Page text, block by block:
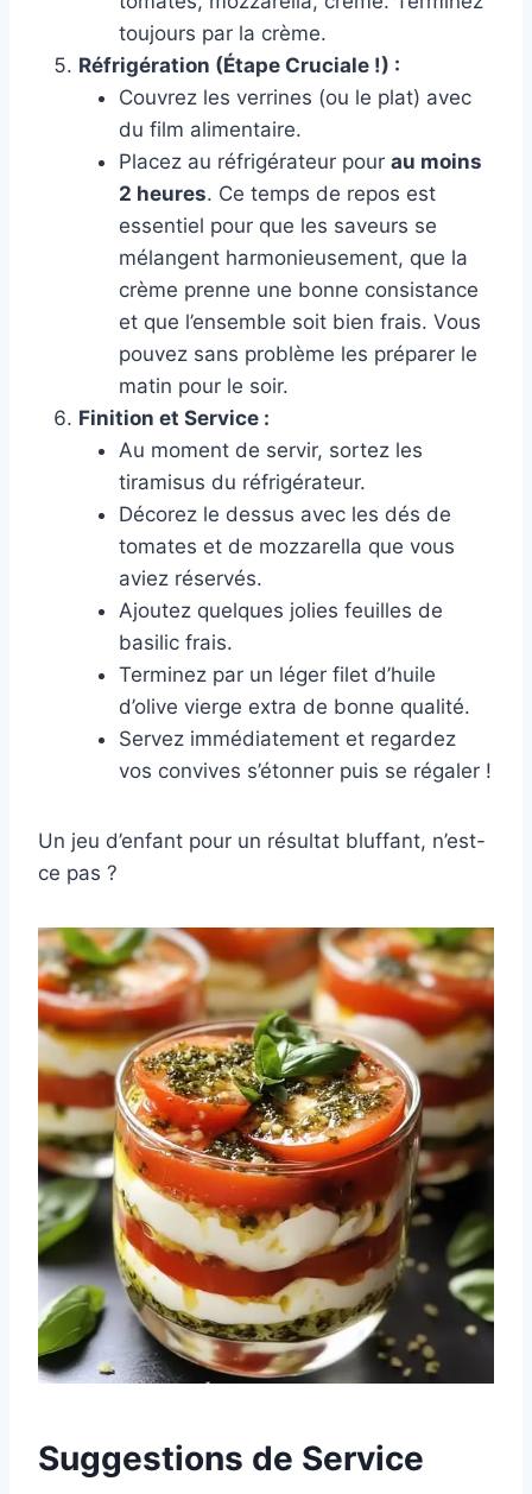
toujours par la crème.
Réfrigération (Étape Cruciale !) :
Couvrez les verrines (ou le plat) avec
du film alimentaire.
Placez au réfrigérateur pour au moins
2 heures. Ce temps de repos est
essentiel pour que les saveurs se
mélangent harmonieusement, que la
crème prenne une bonne consistance
et que l’ensemble soit bien frais. Vous
pouvez sans problème les préparer le
matin pour le soir.
Finition et Service :
Au moment de servir, sortez les
tiramisus du réfrigérateur.
Décorez le dessus avec les dés de
tomates et de mozzarella que vous
aviez réservés.
Ajoutez quelques jolies feuilles de
basilic frais.
Terminez par un léger filet d’huile
d’olive vierge extra de bonne qualité.
Servez immédiatement et regardez
vos convives s’étonner puis se régaler !
Un jeu d’enfant pour un résultat bluffant, n’est-
ce pas ?
Suggestions de Service